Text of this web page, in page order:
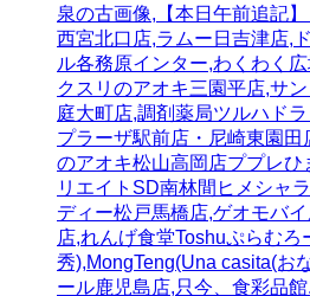
泉の古画像,【本日午前追記
西宮北口店,ラムー日吉津店,
ル各務原インター,わくわく
クスリのアオキ三園平店,サ
庭大町店,調剤薬局ツルハド
プラーザ駅前店・尼崎東園田
のアオキ松山高岡店ププレひ
リエイトSD南林間ヒメシャ
ディー松戸馬橋店,ゲオモバ
店,れんげ食堂Toshuぷらむろ
秀),MongTeng(Una casita(お
ール鹿児島店,只今、食彩品館